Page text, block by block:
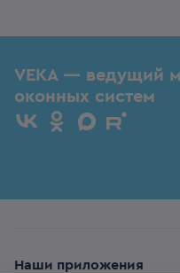
VEKA — ведущий
оконных систем
Наши приложения